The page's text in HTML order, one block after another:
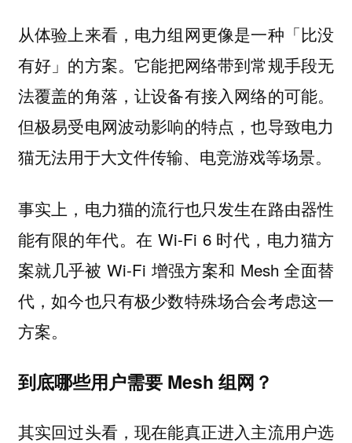
从体验上来看，电力组网更像是一种 「比没
有好」 的方案。它能把网络带到常规手段无
法覆盖的角落，让设备有接入网络的可能。
但极易受电网波动影响的特点，也导致电力
猫无法用于大文件传输、电竞游戏等场景。
事实上， 电力猫的流行也只发生在路由器性
能有限的年代。在 Wi-Fi 6 时代，电力猫方
案就几乎被 Wi-Fi 增强方案和 Mesh 全面替
代，如今也只有极少数特殊场合会考虑这一
方案。
到底哪些用户需要 Mesh 组网？
其实回过头看，现在能真正进入主流用户选